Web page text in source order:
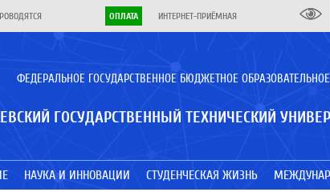
ОПЛАТА ИНТЕРНЕТ-ПРИЁМНАЯ
ФЕДЕРАЛЬНОЕ ГОСУДАРСТВЕННОЕ БЮДЖЕТНОЕ
ГОСУДАРСТВЕННЫЙ ТЕХНИЧЕСКИЙ
НАУКА И ИННОВАЦИИ СТУДЕНЧЕСКАЯ ЖИЗНЬ